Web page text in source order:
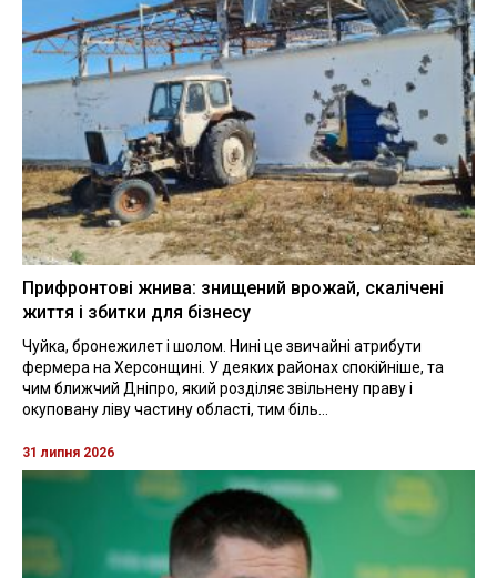
Прифронтові жнива: знищений врожай, скалічені
життя і збитки для бізнесу
Чуйка, бронежилет і шолом. Нині це звичайні атрибути
фермера на Херсонщині. У деяких районах спокійніше, та
чим ближчий Дніпро, який розділяє звільнену праву і
окуповану ліву частину області, тим біль...
31 липня 2026